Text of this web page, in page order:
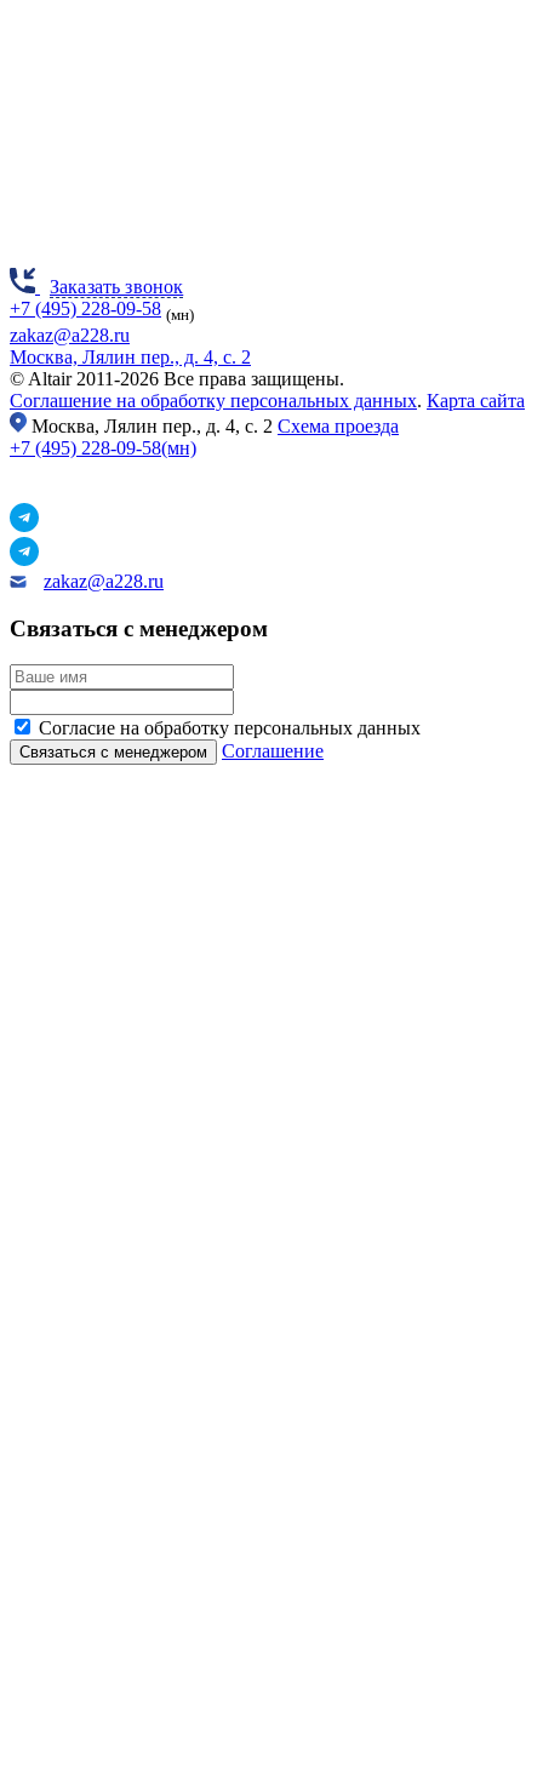
Заказать звонок
+7 (495) 228-09-58 (мн)
zakaz@a228.ru
Москва, Лялин пер., д. 4, с. 2
© Altair 2011-2026 Все права защищены.
Соглашение на обработку персональных данных. Карта сайта
Москва, Лялин пер., д. 4, с. 2 Схема проезда
+7 (495) 228-09-58(мн)
zakaz@a228.ru
Связаться с менеджером
Согласие на обработку персональных данных
Соглашение